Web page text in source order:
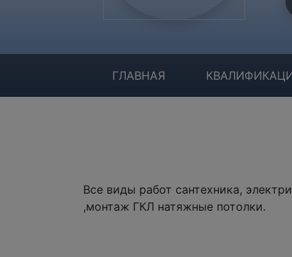
ГЛАВНАЯ
Все виды работ сантехника,
,монтаж ГКЛ натяжные потолки.